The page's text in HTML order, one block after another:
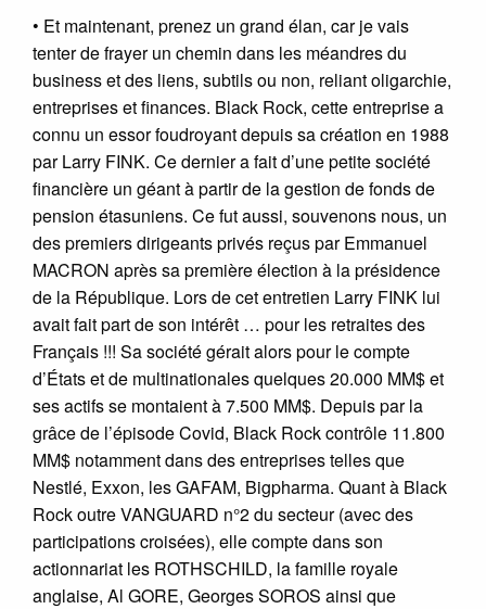
• Et maintenant, prenez un grand élan, car je vais
tenter de frayer un chemin dans les méandres du
business et des liens, subtils ou non, reliant oligarchie,
entreprises et finances. Black Rock, cette entreprise a
connu un essor foudroyant depuis sa création en 1988
par Larry FINK. Ce dernier a fait d’une petite société
financière un géant à partir de la gestion de fonds de
pension étasuniens. Ce fut aussi, souvenons nous, un
des premiers dirigeants privés reçus par Emmanuel
MACRON après sa première élection à la présidence
de la République. Lors de cet entretien Larry FINK lui
avait fait part de son intérêt … pour les retraites des
Français !!! Sa société gérait alors pour le compte
d’États et de multinationales quelques 20.000 MM$ et
ses actifs se montaient à 7.500 MM$. Depuis par la
grâce de l’épisode Covid, Black Rock contrôle 11.800
MM$ notamment dans des entreprises telles que
Nestlé, Exxon, les GAFAM, Bigpharma. Quant à Black
Rock outre VANGUARD n°2 du secteur (avec des
participations croisées), elle compte dans son
actionnariat les ROTHSCHILD, la famille royale
anglaise, Al GORE, Georges SOROS ainsi que